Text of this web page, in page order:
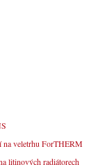
na veletrhu ForTHERM
litinových radiátorech